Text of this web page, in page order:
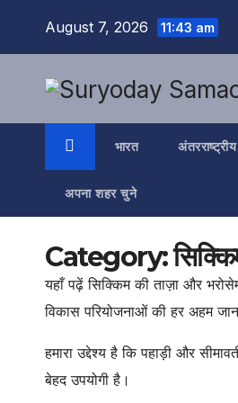
August 7, 2026 11:43 am
भारत अंतरराष्ट्रीय
अपना शहर चुने
Category:
यहाँ पढ़ें सिक्किम की ताज़ा और
विकास परियोजनाओं की हर अहम
हमारा उद्देश्य है कि पहाड़ी और
बेहद उपयोगी है।